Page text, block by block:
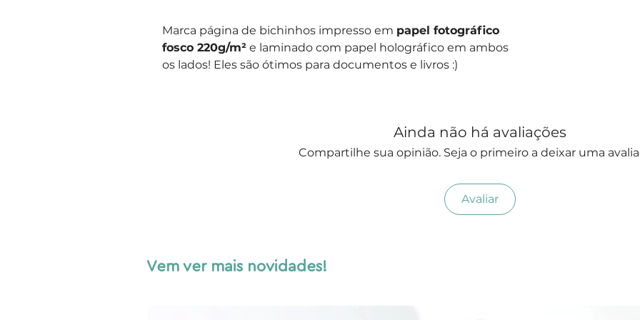
Marca página de bichinhos impresso em papel fotográfico
fosco 220g/m² e laminado com papel holográfico em ambos
os lados! Eles são ótimos para documentos e livros :)
Ainda não há avaliações
Compartilhe sua opinião. Seja o primeiro a deixar uma
Avaliar
Vem ver mais novidades!